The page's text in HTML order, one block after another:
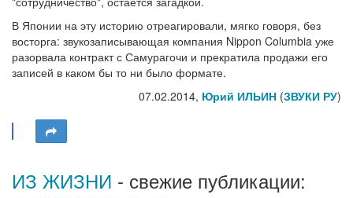
В Японии на эту историю отреагировали, мягко говоря, без
восторга: звукозаписывающая компания Nippon Columbia уже
разорвала контракт с Самурагочи и прекратила продажи его
записей в каком бы то ни было формате.
07.02.2014, Юрий ИЛЬИН (ЗВУКИ РУ)
ИЗ ЖИЗНИ - свежие публикации: